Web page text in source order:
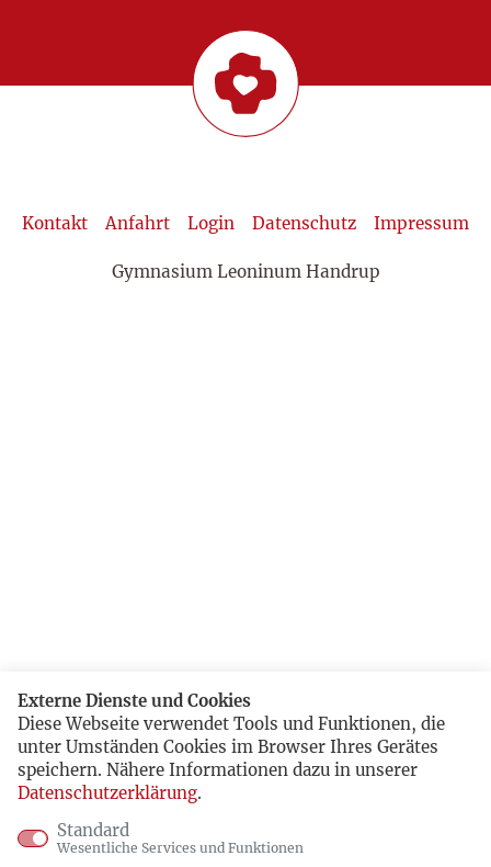
Kontakt Anfahrt Login Datenschutz Impressum
Gymnasium Leoninum Handrup
Externe Dienste und Cookies
Diese Webseite verwendet Tools und Funktionen, die
unter Umständen Cookies im Browser Ihres Gerätes
speichern. Nähere Informationen dazu in unserer
Datenschutzerklärung.
Standard
Wesentliche Services und Funktionen